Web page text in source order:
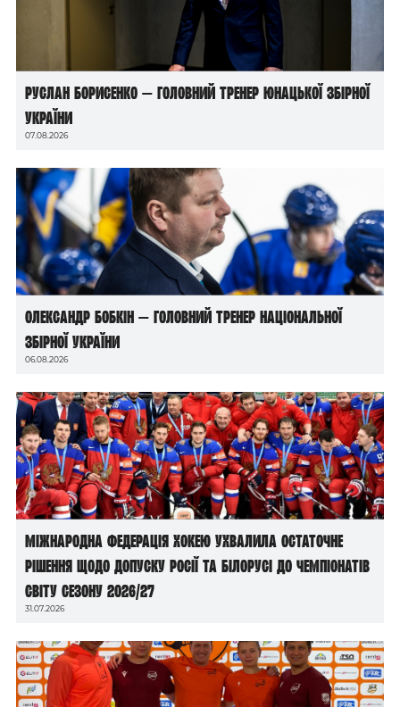
Руслан Борисенко — головний тренер юнацької збірної
України
07.08.2026
Олександр Бобкін — головний тренер національної
збірної України
06.08.2026
Міжнародна федерація хокею ухвалила остаточне
рішення щодо допуску росії та білорусі до чемпіонатів
світу сезону 2026/27
31.07.2026